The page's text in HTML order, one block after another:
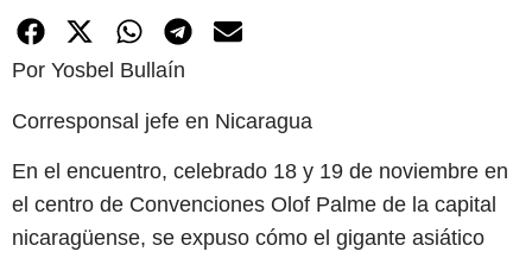
Por Yosbel Bullaín
Corresponsal jefe en Nicaragua
En el encuentro, celebrado 18 y 19 de noviembre en
el centro de Convenciones Olof Palme de la capital
nicaragüense, se expuso cómo el gigante asiático